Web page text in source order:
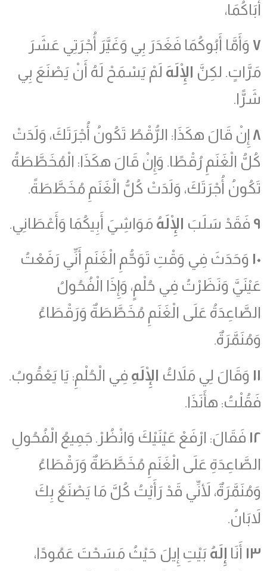
أَبَاكُمَا،
٧ وَأَمَّا أَبُوكُمَا فَغَدَرَ بِي وَغَيَّرَ أُجْرَتِي عَشَرَ
مَرَّاتٍ. لكِنَّ الْإِلَهَ لَمْ يَسْمَحْ لَهُ أَنْ يَصْنَعَ بِي
شَرًّا.
٨ إِنْ قَالَ هكَذَا: الرُّقْطُ تَكُونُ أُجْرَتَكَ، وَلَدَتْ
كُلُّ الْغَنَمِ رُقْطًا. وَإِنْ قَالَ هكَذَا: الْمُخَطَّطَةُ
تَكُونُ أُجْرَتَكَ، وَلَدَتْ كُلُّ الْغَنَمِ مُخَطَّطَةً.
٩ فَقَدْ سَلَبَ الْإِلَهُ مَوَاشِيَ أَبِيكُمَا وَأَعْطَانِي.
١٠ وَحَدَثَ فِي وَقْتِ تَوَحُّمِ الْغَنَمِ أَنِّي رَفَعْتُ
عَيْنَيَّ وَنَظَرْتُ فِي حُلْمٍ، وَإِذَا الْفُحُولُ
الصَّاعِدَةُ عَلَى الْغَنَمِ مُخَطَّطَةٌ وَرَقْطَاءُ
وَمُنَمَّرَةٌ.
١١ وَقَالَ لِي مَلاَكُ الْإِلَهِ فِي الْحُلْمِ: يَا يَعْقُوبُ.
فَقُلْتُ: هأَنَذَا.
١٢ فَقَالَ: ارْفَعْ عَيْنَيْكَ وَانْظُرْ. جَمِيعُ الْفُحُولِ
الصَّاعِدَةِ عَلَى الْغَنَمِ مُخَطَّطَةٌ وَرَقْطَاءُ
وَمُنَمَّرَةٌ، لأَنِّي قَدْ رَأَيْتُ كُلَّ مَا يَصْنَعُ بِكَ
لاَبَانُ.
١٣ أَنَا إِلَهُ بَيْتِ إِيلَ حَيْثُ مَسَحْتَ عَمُودًا،